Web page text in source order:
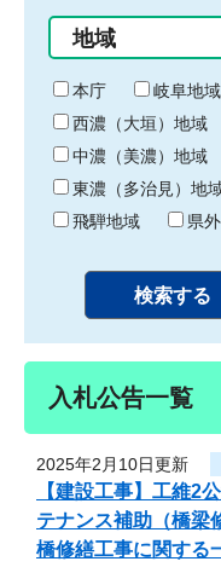
始
り
間
終
わ
り
地域
本庁
岐阜地
西濃（大垣）地域
中濃（美濃）地域
東濃（多治見）地
飛騨地域
県外
入札公告一覧
2025年2月10日更新
【建設工事】工維
テナンス補助（橋梁
橋修繕工事に関する